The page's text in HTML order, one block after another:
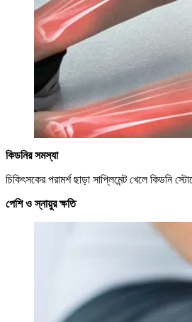
কিডনির সমস্যা
চিকিৎসকের পরামর্শ ছাড়া সাপ্লিমেন্ট খেলে কিডনি
পেশি ও স্নায়ুর ক্ষতি